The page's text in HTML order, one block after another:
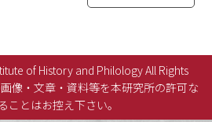
of History and Philology All Rights
像・文章・資料等を本研究所の許可な
ことはお控え下さい。